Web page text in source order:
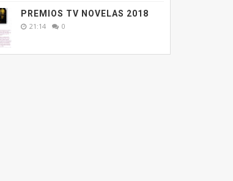
PREMIOS TV NOVELAS 2018
21:14 0